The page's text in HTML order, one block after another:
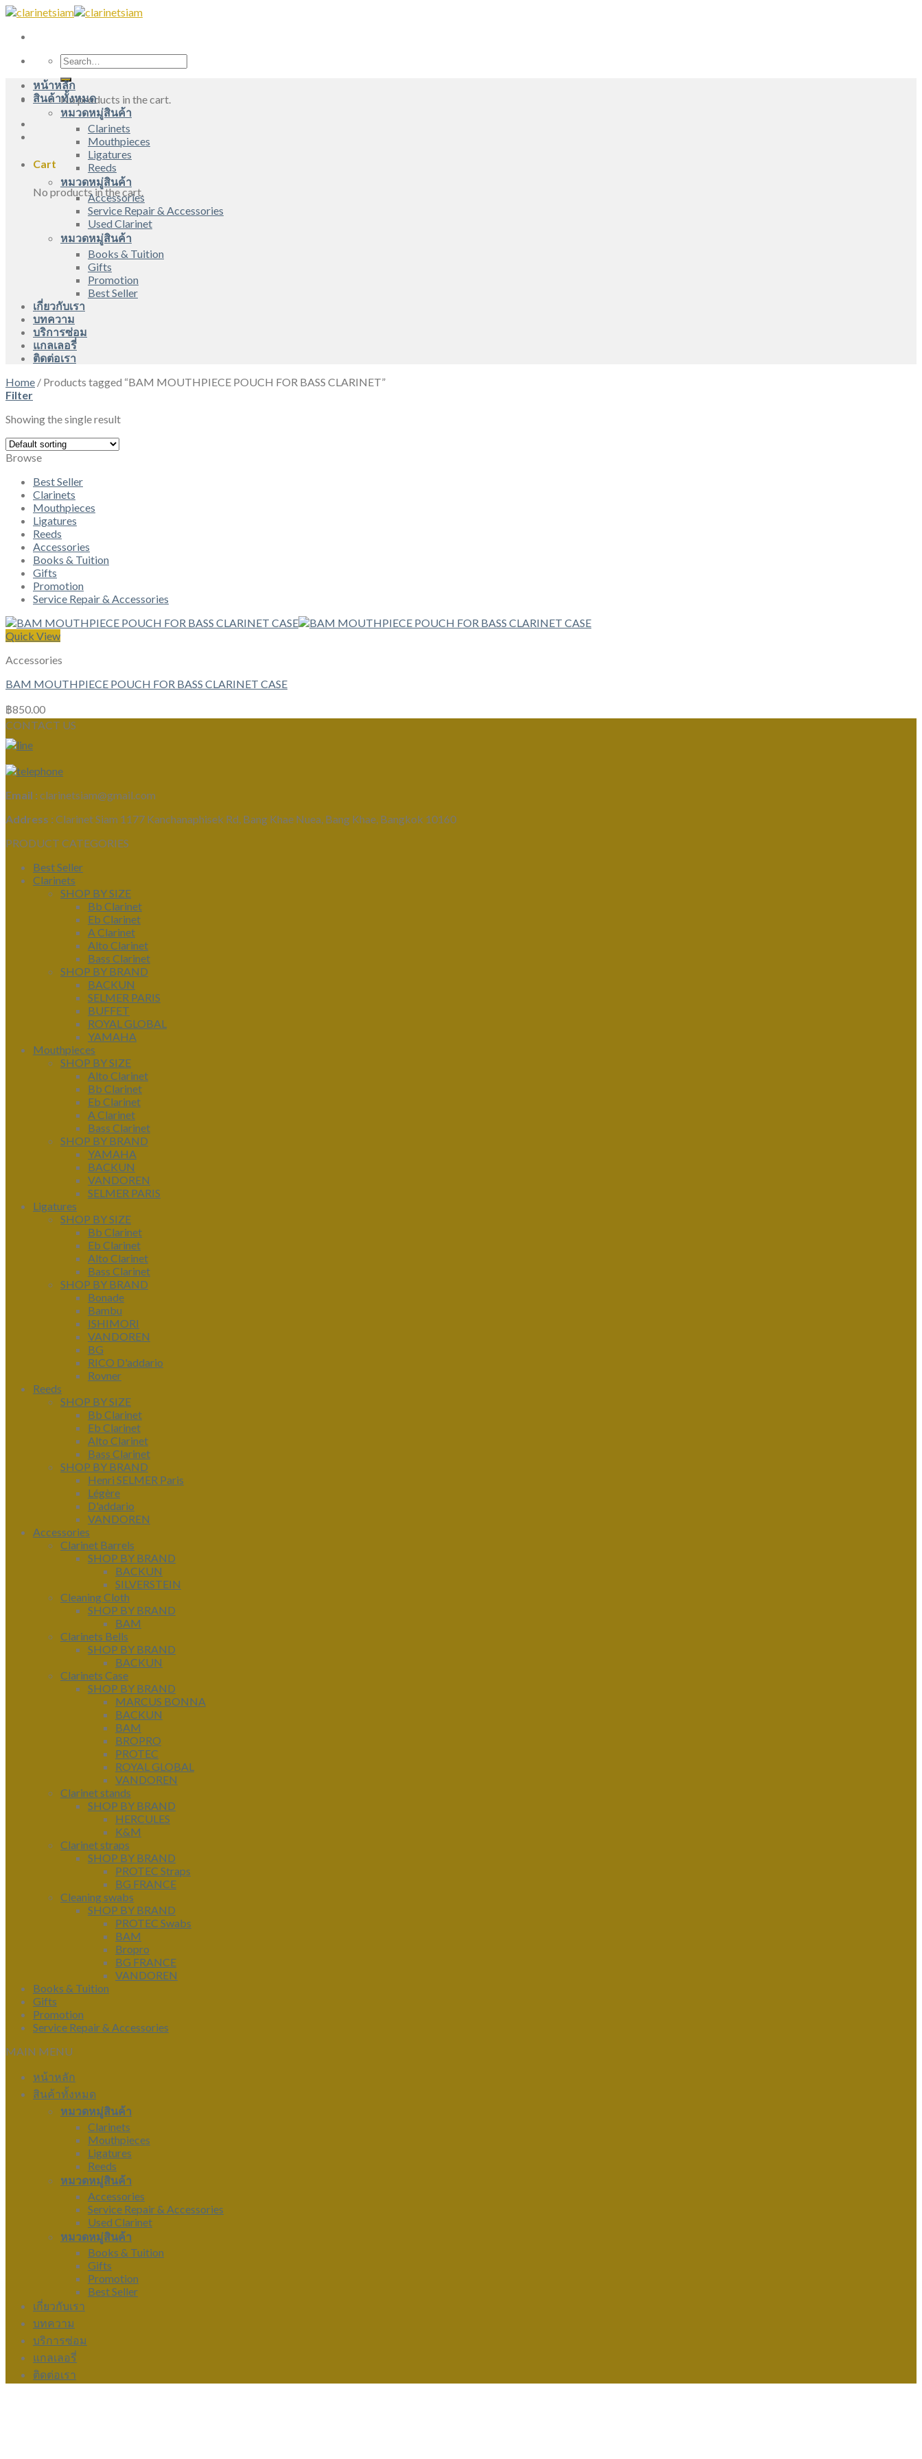
Skip
content
Search
for:
No products in the cart.
Cart
No products in the cart.
หน้าหลัก
สินค้าทั้งหมด
หมวดหมู่สินค้า
Clarinets
Mouthpieces
Ligatures
Reeds
หมวดหมู่สินค้า
Accessories
Service Repair & Accessories
Used Clarinet
หมวดหมู่สินค้า
Books & Tuition
Gifts
Promotion
Best Seller
เกี่ยวกับเรา
บทความ
บริการซ่อม
แกลเลอรี่
ติดต่อเรา
Home / Products tagged “BAM MOUTHPIECE POUCH FOR BASS CLARINET”
Filter
Showing the single result
Browse
Best Seller
Clarinets
Mouthpieces
Ligatures
Reeds
Accessories
Books & Tuition
Gifts
Promotion
Service Repair & Accessories
Quick View
Accessories
BAM MOUTHPIECE POUCH FOR BASS CLARINET CASE
฿850.00
CONTACT US
Email : clarinetsiam@gmail.com
Address : Clarinet Siam 1177 Kanchanaphisek Rd, Bang Khae Nuea, Bang Khae, Bangkok 10160
PRODUCT CATEGORIES
Best Seller
Clarinets
SHOP BY SIZE
Bb Clarinet
Eb Clarinet
A Clarinet
Alto Clarinet
Bass Clarinet
SHOP BY BRAND
BACKUN
SELMER PARIS
BUFFET
ROYAL GLOBAL
YAMAHA
Mouthpieces
SHOP BY SIZE
Alto Clarinet
Bb Clarinet
Eb Clarinet
A Clarinet
Bass Clarinet
SHOP BY BRAND
YAMAHA
BACKUN
VANDOREN
SELMER PARIS
Ligatures
SHOP BY SIZE
Bb Clarinet
Eb Clarinet
Alto Clarinet
Bass Clarinet
SHOP BY BRAND
Bonade
Bambu
ISHIMORI
VANDOREN
BG
RICO D'addario
Rovner
Reeds
SHOP BY SIZE
Bb Clarinet
Eb Clarinet
Alto Clarinet
Bass Clarinet
SHOP BY BRAND
Henri SELMER Paris
Légère
D'addario
VANDOREN
Accessories
Clarinet Barrels
SHOP BY BRAND
BACKUN
SILVERSTEIN
Cleaning Cloth
SHOP BY BRAND
BAM
Clarinets Bells
SHOP BY BRAND
BACKUN
Clarinets Case
SHOP BY BRAND
MARCUS BONNA
BACKUN
BAM
BROPRO
PROTEC
ROYAL GLOBAL
VANDOREN
Clarinet stands
SHOP BY BRAND
HERCULES
K&M
Clarinet straps
SHOP BY BRAND
PROTEC Straps
BG FRANCE
Cleaning swabs
SHOP BY BRAND
PROTEC Swabs
BAM
Bropro
BG FRANCE
VANDOREN
Books & Tuition
Gifts
Promotion
Service Repair & Accessories
MAIN MENU
หน้าหลัก
สินค้าทั้งหมด
หมวดหมู่สินค้า
Clarinets
Mouthpieces
Ligatures
Reeds
หมวดหมู่สินค้า
Accessories
Service Repair & Accessories
Used Clarinet
หมวดหมู่สินค้า
Books & Tuition
Gifts
Promotion
Best Seller
เกี่ยวกับเรา
บทความ
บริการซ่อม
แกลเลอรี่
ติดต่อเรา